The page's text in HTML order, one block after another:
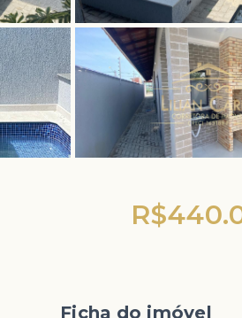
Ficha do imóvel